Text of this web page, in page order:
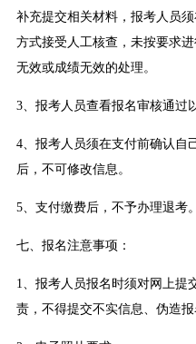
补充提交相关材料，报考人员
方式接受人工核查，未按要求
无效或成绩无效的处理。
3、报考人员查看报名审核通过
4、报考人员须在支付前确认自
后，不可修改信息。
5、支付缴费后，不予办理退考。
七、报名注意事项：
1、报考人员报名时须对网上提
责，不得提交不实信息、伪造报